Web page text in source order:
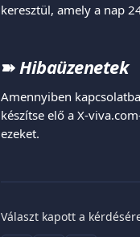
keresztül, amely a nap
➽ Hibaüzenetek
Amennyiben
készítse elő a X-
ezeket.
Választ kapott a